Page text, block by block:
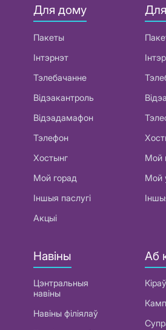
Для дому
Пакеты
Інтэрнэт
Тэлебачанне
Відэакантроль
Відэадамафон
Тэлефон
Хостынг
Мой горад
Іншыя паслугі
Акцыі
Мой
Мой
Навіны
Цэнтральныя
навіны
Навіны філіялаў
Аб